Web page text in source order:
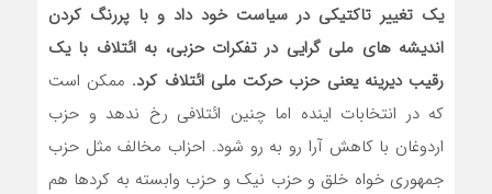
یک تغییر تاکتیکی در سیاست خود داد و با پررنگ کردن
اندیشه های ملی گرایی در تفکرات حزبی، به ائتلاف با یک
رقیب دیرینه یعنی حزب حرکت ملی ائتلاف کرد. ممکن است
که در انتخابات اینده اما چنین ائتلافی رخ ندهد و حزب
اردوغان با کاهش آرا رو به رو شود. احزاب مخالف مثل حزب
جمهوری خواه خلق و حزب نیک و حزب وابسته به کردها هم